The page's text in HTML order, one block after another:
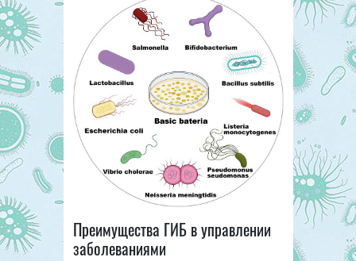
Преимущества ГИБ в управлении
заболеваниями